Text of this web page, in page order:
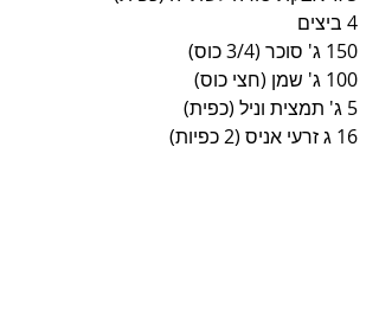
4 ביצים
150 ג' סוכר (3/4 כוס)
100 ג' שמן (חצי כוס)
5 ג' תמצית וניל (כפית)
16 ג זרעי אניס (2 כפיות)